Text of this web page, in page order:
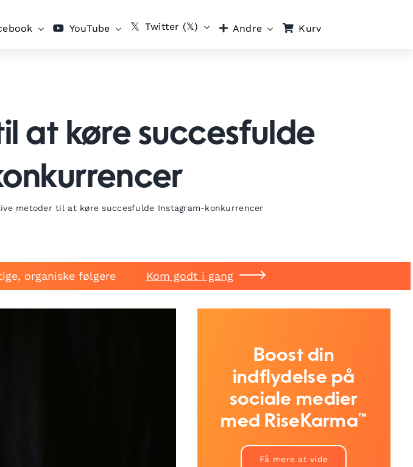
YouTube Twitter (𝕏) Andre Kurv
at køre succesfulde
metoder til at køre succesfulde Instagram-konkurrencer
organiske følgere Kom godt i gang
Boost din
indflydelse på
sociale medier
med RiseKarma™
Få mere at vide